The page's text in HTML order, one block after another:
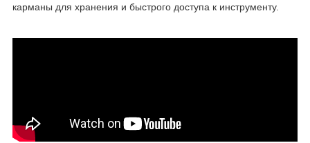
карманы для хранения и быстрого доступа к инструменту.